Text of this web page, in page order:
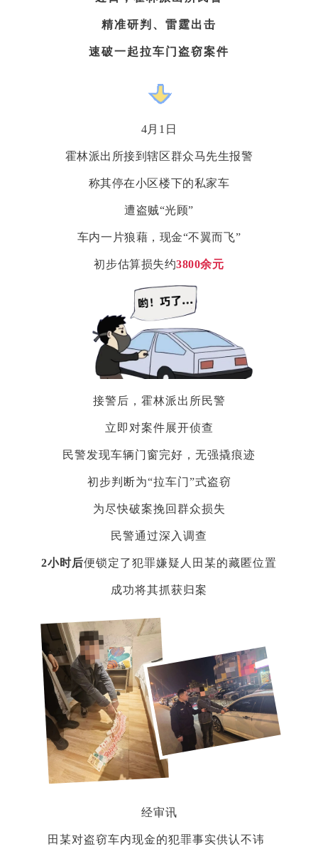
精准研判、雷霆出击
速破一起拉车门盗窃案件
4月1日
霍林派出所接到辖区群众马先生报警
称其停在小区楼下的私家车
遭盗贼“光顾”
车内一片狼藉，现金“不翼而飞”
初步估算损失约3800余元
接警后，霍林派出所民警
立即对案件展开侦查
民警发现车辆门窗完好，无强撬痕迹
初步判断为“拉车门”式盗窃
为尽快破案挽回群众损失
民警通过深入调查
2小时后便锁定了犯罪嫌疑人田某的藏匿位置
成功将其抓获归案
经审讯
田某对盗窃车内现金的犯罪事实供认不讳